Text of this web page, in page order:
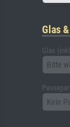
Glas
Glas
Bitte
Kein